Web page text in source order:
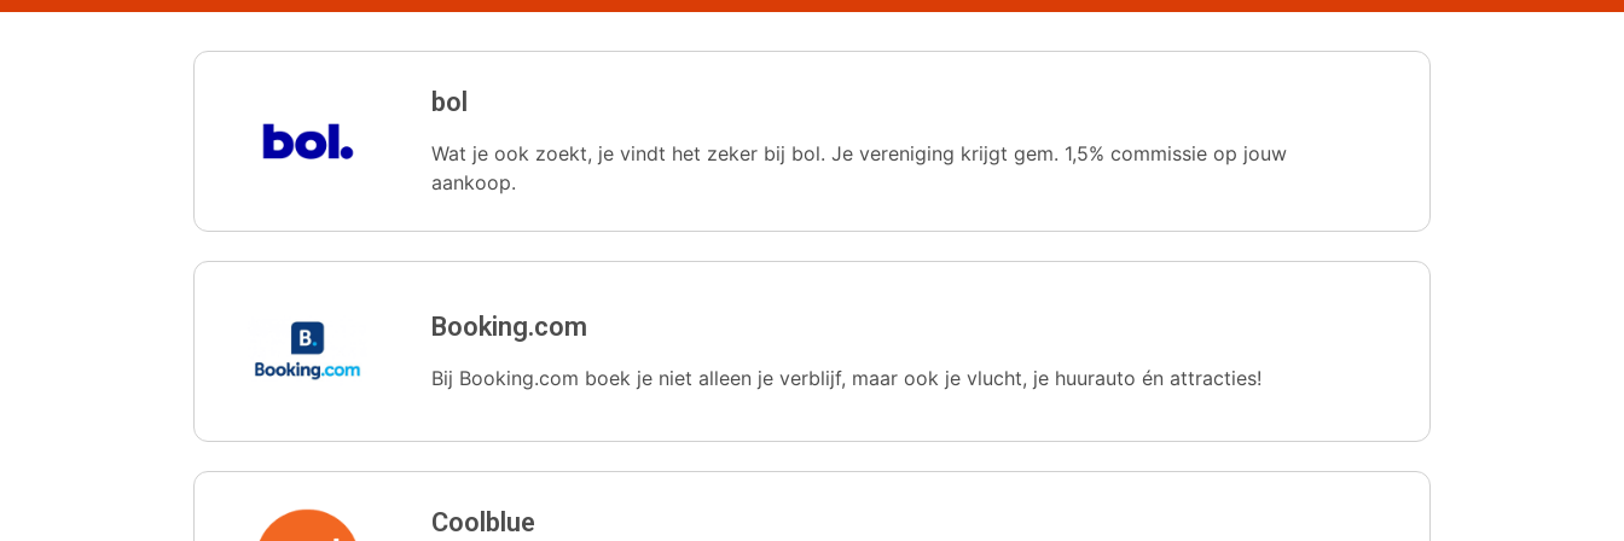
bol
Wat je ook zoekt, je vindt het zeker bij bol. Je vereniging krijgt gem. 1,5% commissie op jouw
aankoop.
Booking.com
Bij Booking.com boek je niet alleen je verblijf, maar ook je vlucht, je huurauto én attracties!
Coolblue